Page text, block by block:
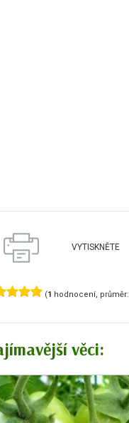
VYTISKNĚTE
(1 hodnocení, průměr:
věci: